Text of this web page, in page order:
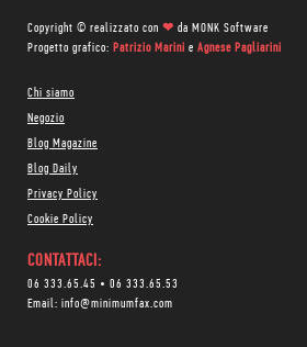
Copyright © realizzato con ❤ da MONK Software
Progetto grafico: Patrizio Marini e Agnese Pagliarini
Chi siamo
Negozio
Blog Magazine
Blog Daily
Privacy Policy
Cookie Policy
CONTATTACI:
06 333.65.45 • 06 333.65.53
Email: info@minimumfax.com